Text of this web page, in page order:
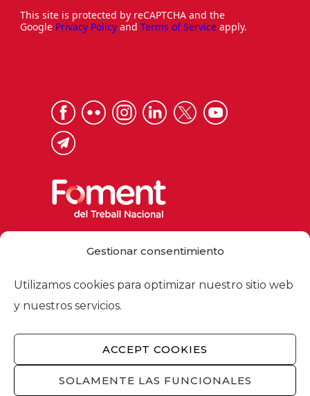
Gestionar consentimiento
Utilizamos cookies para optimizar nuestro sitio web
y nuestros servicios.
ACCEPT COOKIES
SOLAMENTE LAS FUNCIONALES
This site is protected by reCAPTCHA and the
Google Privacy Policy and Terms of Service apply.
foment@foment.com
© 2026 - Foment del Treball Nacional